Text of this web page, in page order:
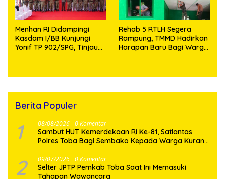
Menhan RI Didampingi
Kasdam I/BB Kunjungi
Yonif TP 902/SPG, Tinjau
Rehab 5 RTLH Segera
Rampung, TMMD Hadirkan
Harapan Baru Bagi Warga
Berita Populer
1 08/08/2026 0 Komentar
Sambut HUT Kemerdekaan RI Ke-81, Satlantas
Polres Toba Bagi Sembako Kepada Warga Kurang
2 09/07/2026 0 Komentar
Selter JPTP Pemkab Toba Saat Ini Memasuki
Tahapan Wawancara